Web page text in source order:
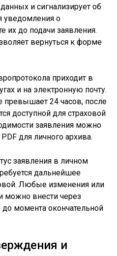
и сигнализирует об
уведомления о
их до подачи заявления.
вернуться к форме
приходит в
и на электронную почту.
превышает 24 часов, после
доступной для страховой
заявления можно
для личного архива.
заявления в личном
дальнейшее
Любые изменения или
можно внести через
момента окончательной
и